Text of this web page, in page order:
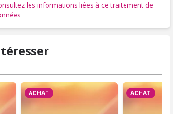
les informations liées à ce traitement de
ACHAT ACHAT